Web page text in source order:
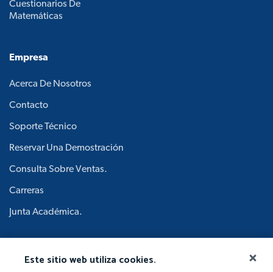
Este sitio web utiliza cookies.
Cuestionarios De
Matemáticas
Empresa
Acerca De Nosotros
Contacto
Soporte Técnico
Reservar Una Demostración
Consulta Sobre Ventas.
Carreras
Junta Académica.